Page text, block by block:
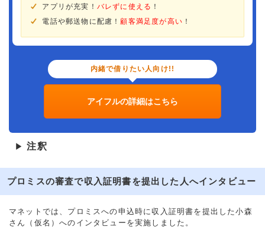
アプリが充実！ バレずに使える ！
電話や郵送物に配慮！顧客満足度が高い ！
内緒で借りたい人向け!!
アイフルの詳細はこちら
▶ 注釈
プロミスの審査で収入証明書を提出した人へインタビュー
マネットでは、プロミスへの申込時に収入証明書を提出した小森
さん（仮名）へのインタビューを実施しました。